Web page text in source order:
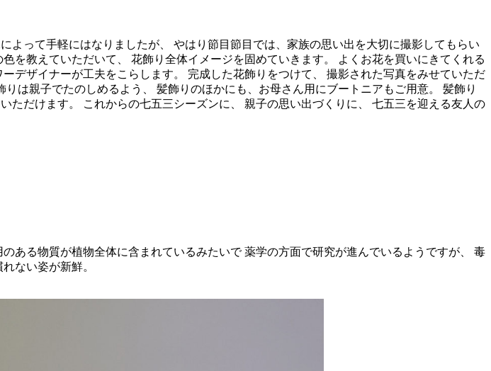
って手軽にはなりましたが、 やはり節目節目では、家族の思い出を大切に撮影してもらい
を教えていただいて、 花飾り全体イメージを固めていきます。 よくお花を買いにきてくれる
デザイナーが工夫をこらします。 完成した花飾りをつけて、 撮影された写真をみせていただ
は親子でたのしめるよう、 髪飾りのほかにも、お母さん用にブートニアもご用意。 髪飾り
だけます。 これからの七五三シーズンに、 親子の思い出づくりに、 七五三を迎える友人の
ある物質が植物全体に含まれているみたいで 薬学の方面で研究が進んでいるようですが、 毒
ない姿が新鮮。